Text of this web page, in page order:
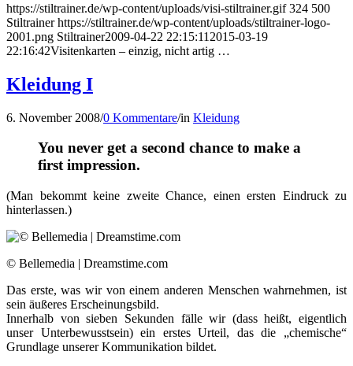
https://stiltrainer.de/wp-content/uploads/visi-stiltrainer.gif 324 500
Stiltrainer https://stiltrainer.de/wp-content/uploads/stiltrainer-logo-
2001.png Stiltrainer2009-04-22 22:15:11 2015-03-19
22:16:42Visitenkarten – einzig, nicht artig …
Kleidung I
6. November 2008/0 Kommentare/in Kleidung
You never get a second chance to make a
first impression.
(Man bekommt keine zweite Chance, einen ersten Eindruck zu
hinterlassen.)
© Bellemedia | Dreamstime.com
Das erste, was wir von einem anderen Menschen wahrnehmen, ist
sein äußeres Erscheinungsbild.
Innerhalb von sieben Sekunden fälle wir (dass heißt, eigentlich
unser Unterbewusstsein) ein erstes Urteil, das die „chemische“
Grundlage unserer Kommunikation bildet.